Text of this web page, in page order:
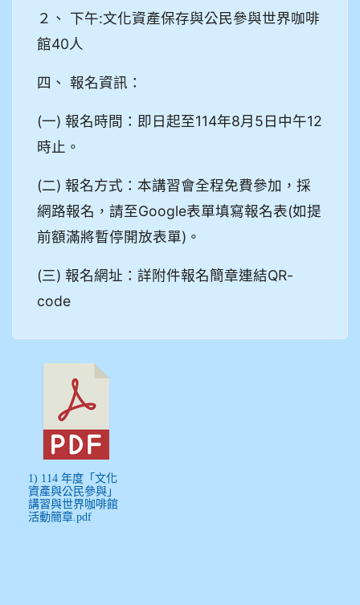
２、 下午:文化資產保存與公民參與世界咖啡
館40人
四、 報名資訊：
(一) 報名時間：即日起至114年8月5日中午12
時止。
(二) 報名方式：本講習會全程免費參加，採
網路報名，請至Google表單填寫報名表(如提
前額滿將暫停開放表單)。
(三) 報名網址：詳附件報名簡章連結QR-
code
1) 114 年度「文化
資產與公民參與」
講習與世界咖啡館
活動簡章.pdf